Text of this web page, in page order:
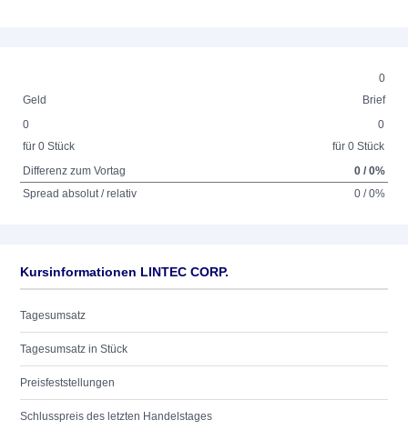
0
Geld
Brief
0
für 0 Stück
0
für 0 Stück
Differenz zum Vortag
0 / 0%
Spread absolut / relativ
0 / 0%
Kursinformationen LINTEC CORP.
Tagesumsatz
Tagesumsatz in Stück
Preisfeststellungen
Schlusspreis des letzten Handelstages